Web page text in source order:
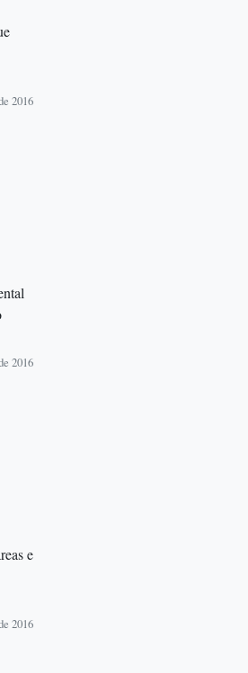
2016
2016
e
2016